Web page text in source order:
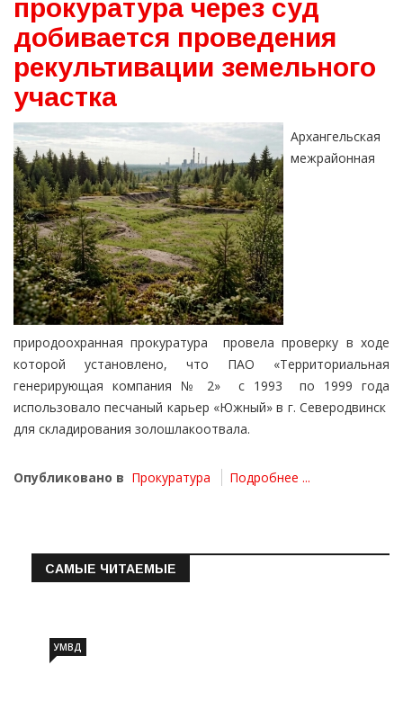
прокуратура через суд
добивается проведения
рекультивации земельного
участка
Архангельская
межрайонная
природоохранная прокуратура провела проверку в ходе
которой установлено, что ПАО «Территориальная
генерирующая компания № 2» с 1993 по 1999 года
использовало песчаный карьер «Южный» в г. Северодвинск
для складирования золошлакоотвала.
Опубликовано в Прокуратура Подробнее ...
САМЫЕ ЧИТАЕМЫЕ
УМВД